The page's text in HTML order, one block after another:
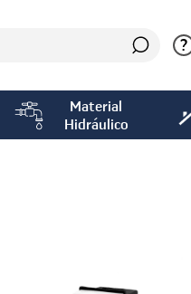
?
Material
Hidráulico